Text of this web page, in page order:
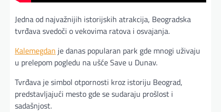
Jedna od najvažnijih istorijskih atrakcija, Beogradska
tvrđava svedoči o vekovima ratova i osvajanja.
Kalemegdan je danas popularan park gde mnogi uživaju
u prelepom pogledu na ušće Save u Dunav.
Tvrđava je simbol otpornosti kroz istoriju Beograd,
predstavljajući mesto gde se sudaraju prošlost i
sadašnjost.